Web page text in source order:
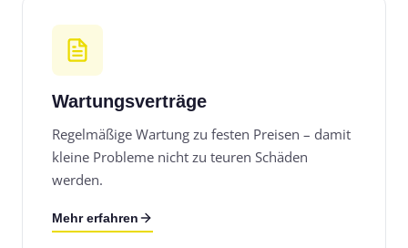
Wartungsverträge
Regelmäßige Wartung zu festen Preisen – damit
kleine Probleme nicht zu teuren Schäden
werden.
Mehr erfahren